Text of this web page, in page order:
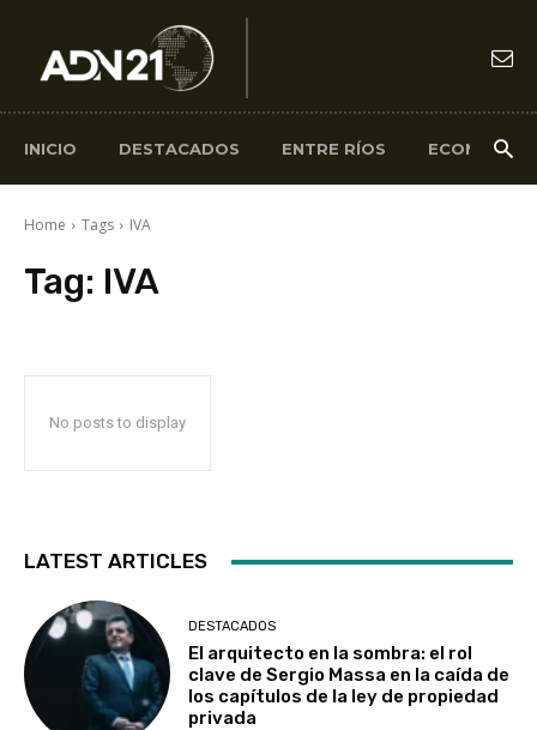
INICIO DESTACADOS ENTRE RÍOS ECONOMÍA
Home Tags IVA
Tag: IVA
No posts to display
LATEST ARTICLES
DESTACADOS
El arquitecto en la sombra: el rol
clave de Sergio Massa en la caída de
los capítulos de la ley de propiedad
privada